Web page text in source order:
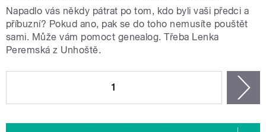
Napadlo vás někdy pátrat po tom, kdo byli vaši předci a
příbuzní? Pokud ano, pak se do toho nemusíte pouštět
sami. Může vám pomoct genealog. Třeba Lenka
Peremská z Unhoště.
1